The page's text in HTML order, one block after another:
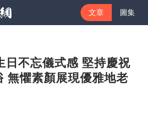
文章 圖集
日不忘儀式感 堅持慶祝
無懼素顏展現優雅地老